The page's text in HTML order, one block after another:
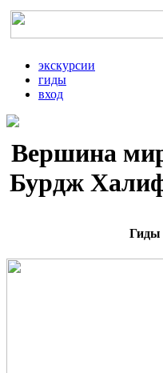
экскурсии
гиды
вход
Вершина
Бурдж
Гиды